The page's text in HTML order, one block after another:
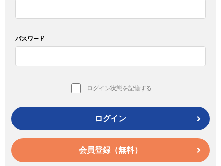
パスワード
ログイン状態を記憶する
ログイン
会員登録（無料）